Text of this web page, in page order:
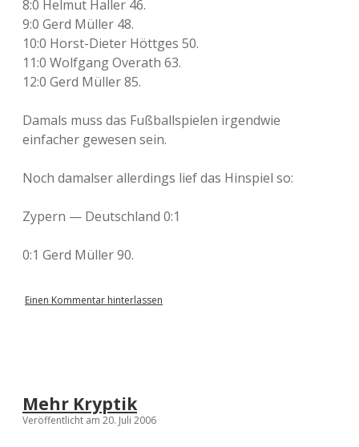
8:0 Helmut Haller 46.
9:0 Gerd Müller 48.
10:0 Horst-Dieter Höttges 50.
11:0 Wolfgang Overath 63.
12:0 Gerd Müller 85.
Damals muss das Fußballspielen irgendwie
einfacher gewesen sein.
Noch damalser allerdings lief das Hinspiel so:
Zypern — Deutschland 0:1
0:1 Gerd Müller 90.
Einen Kommentar hinterlassen
Mehr Kryptik
Veröffentlicht am 20. Juli 2006